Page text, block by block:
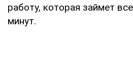
работу, которая займет
минут.